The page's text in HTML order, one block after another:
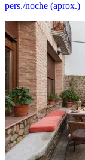
pers./noche (aprox.)